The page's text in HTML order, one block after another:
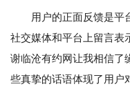
用户的正面反馈是平
社交媒体和平台上留言表
谢临沧有约网让我相信了
些真挚的话语体现了用户